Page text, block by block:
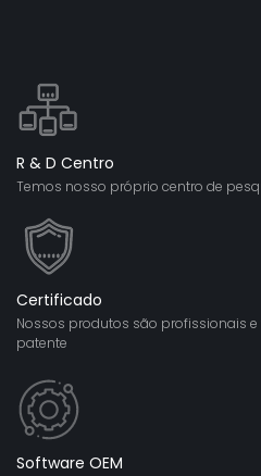
R & D Centro
Temos nosso próprio centro de
Certificado
Nossos produtos são profissionais
patente
Software OEM